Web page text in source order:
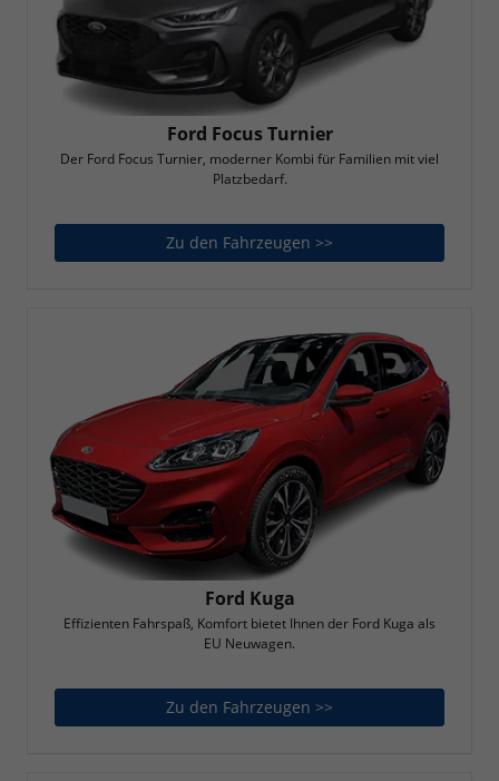
Ford Focus Turnier
Der Ford Focus Turnier, moderner Kombi für Familien mit viel
Platzbedarf.
Zu den Fahrzeugen >>
Ford Kuga
Effizienten Fahrspaß, Komfort bietet Ihnen der Ford Kuga als
EU Neuwagen.
Zu den Fahrzeugen >>